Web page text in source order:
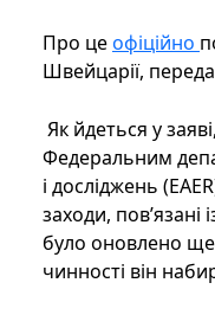
Про цеофіційно
Швейцарії,
Як йдеться у
Федеральним
і досліджень
заходи, пов’язані
було оновлено ще
чинності він